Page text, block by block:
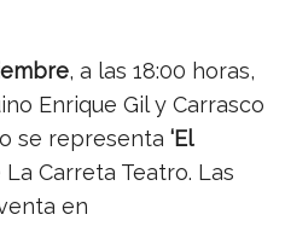
, a las 18:00 horas,
Enrique Gil y Carrasco
se representa ‘El
La Carreta Teatro. Las
en